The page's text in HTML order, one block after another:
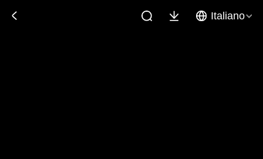
Italiano